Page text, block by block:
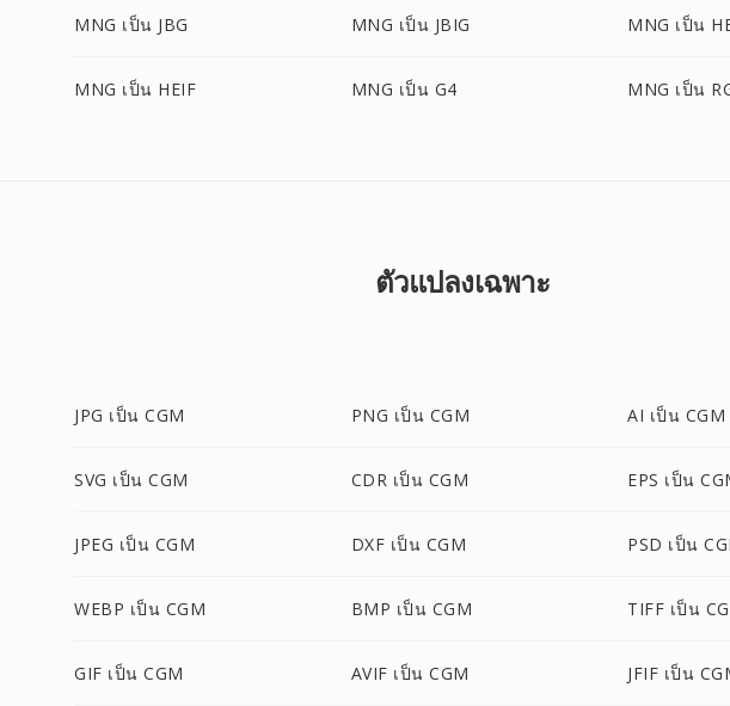
MNG เป็น JBG MNG เป็น JBIG MNG เป็น
MNG เป็น HEIF MNG เป็น G4 MNG เป็น
ตัวแปลงเฉพาะ
JPG เป็น CGM PNG เป็น CGM AI เป็น CGM
SVG เป็น CGM CDR เป็น CGM EPS เป็น
JPEG เป็น CGM DXF เป็น CGM PSD เป็น
WEBP เป็น CGM BMP เป็น CGM TIFF เป็น
GIF เป็น CGM AVIF เป็น CGM JFIF เป็น